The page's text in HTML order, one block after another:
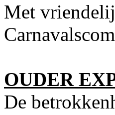
Met
OUDER
De